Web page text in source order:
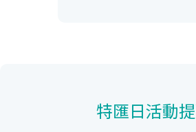
特匯日活動